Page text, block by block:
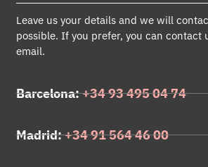
Leave us your details and we will
possible. If you prefer, you can contact
email.
Barcelona:+34 93 495 04 74
Madrid:+34 91 564 46 00